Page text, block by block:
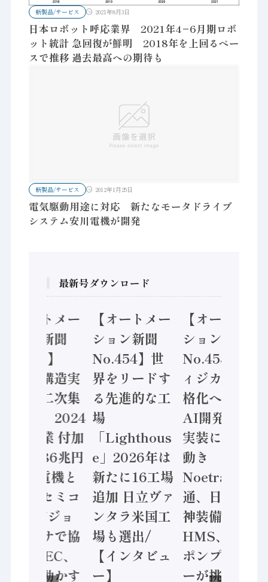
新製品/サービス 2021年8月3日
日本ロボット呼応業界 2021年4−6月期ロボ
ット統計 急回復が鮮明 2018年を上回るペー
スで推移 過去最高への期待も
新製品/サービス 2012年1月25日
電気駆動用途に対応 新たなモータドライブ
システム安川電機が開発
最新号ダウンロード
【オートメー
ション新聞
No.455】
「経済構造実
態調査二次集
計結果」2024
年製造業 付加
価値額86兆円
/ 三菱電機と
ソニーセミコ
ン AIビジョ
ンセンサで協
業 / IDEC、
安全に動かす
【オートメー
ション新聞
No.454】世
界をリードす
る先進的な工
場
「Lighthous
e」2026年は
新たに16工場
追加 日立ヴァ
ンタラ米国工
場も選出/
【インタビュ
ー】
【オートメー
ション新聞
No.453】フ
ィジカルAI本
格化へ 国産
AI開発や社会
実装に活発な
動き
Noetra、富士
通、日立 / 兵
神装備 ×
HMS、老舗
ポンプメーカ
ーが挑むデー